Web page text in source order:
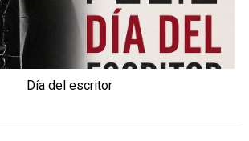
Día del escritor